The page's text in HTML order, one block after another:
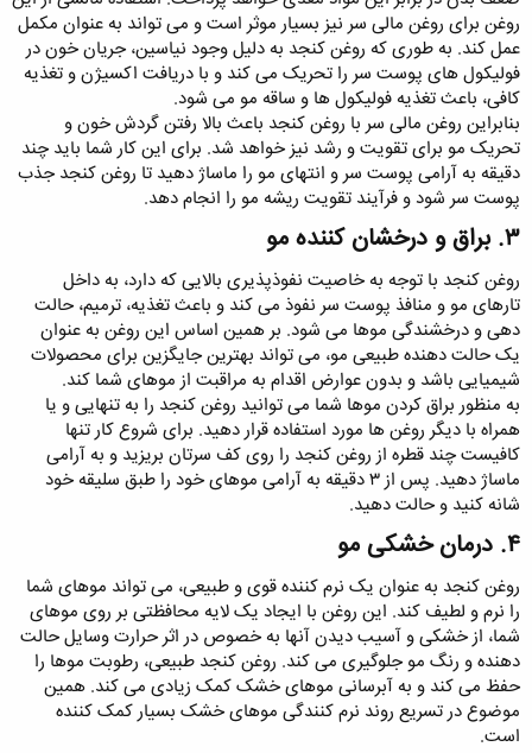
روغن برای روغن مالی سر نیز بسیار موثر است و می تواند به عنوان مکمل
عمل کند. به طوری که روغن کنجد به دلیل وجود نیاسین، جریان خون در
فولیکول های پوست سر را تحریک می کند و با دریافت اکسیژن و تغذیه
کافی، باعث تغذیه فولیکول ها و ساقه مو می شود.
بنابراین روغن مالی سر با روغن کنجد باعث بالا رفتن گردش خون و
تحریک مو برای تقویت و رشد نیز خواهد شد. برای این کار شما باید چند
دقیقه به آرامی پوست سر و انتهای مو را ماساژ دهید تا روغن کنجد جذب
پوست سر شود و فرآیند تقویت ریشه مو را انجام دهد.
۳. براق و درخشان کننده مو​
روغن کنجد با توجه به خاصیت نفوذپذیری بالایی که دارد، به داخل
تارهای مو و منافذ پوست سر نفوذ می کند و باعث تغذیه، ترمیم، حالت
دهی و درخشندگی موها می شود. بر همین اساس این روغن به عنوان
یک حالت دهنده طبیعی مو، می تواند بهترین جایگزین برای محصولات
شیمیایی باشد و بدون عوارض اقدام به مراقبت از موهای شما کند.
به منظور براق کردن موها شما می توانید روغن کنجد را به تنهایی و یا
همراه با دیگر روغن‌ ها مورد استفاده قرار دهید. برای شروع کار تنها
کافیست چند قطره از روغن کنجد را روی کف سرتان بریزید و به آرامی
ماساژ دهید. پس از ۳ دقیقه به آرامی موهای خود را طبق سلیقه خود
شانه کنید و حالت دهید.
۴. درمان خشکی مو​
روغن کنجد به عنوان یک نرم ‌کننده قوی و طبیعی، می تواند موهای شما
را نرم و لطیف کند. این روغن با ایجاد یک لایه محافظتی بر روی موهای
شما، از خشکی و آسیب دیدن آنها به خصوص در اثر حرارت وسایل حالت
‌دهنده و رنگ مو جلوگیری می کند. روغن کنجد طبیعی، رطوبت موها را
حفظ می کند و به آبرسانی موهای خشک کمک زیادی می کند. همین
موضوع در تسریع روند نرم کنندگی موهای خشک بسیار کمک کننده
است.